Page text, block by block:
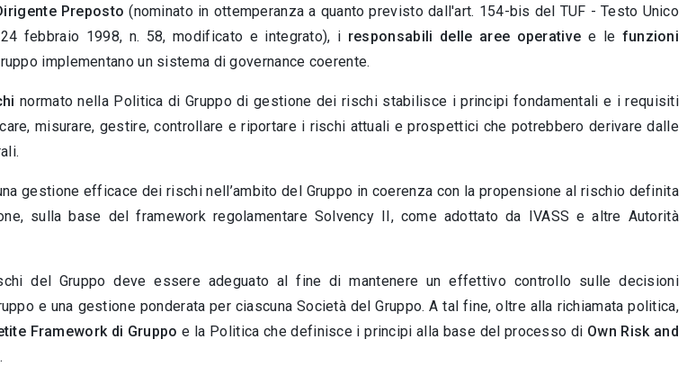
Preposto (nominato in ottemperanza a quanto previsto dall'art. 154-bis del TUF - Testo Unico
febbraio 1998, n. 58, modificato e integrato), i responsabili delle aree operative e le funzioni
implementano un sistema di governance coerente.
normato nella Politica di Gruppo di gestione dei rischi stabilisce i principi fondamentali e i requisiti
misurare, gestire, controllare e riportare i rischi attuali e prospettici che potrebbero derivare dalle
gestione efficace dei rischi nell’ambito del Gruppo in coerenza con la propensione al rischio definita
sulla base del framework regolamentare Solvency II, come adottato da IVASS e altre Autorità
del Gruppo deve essere adeguato al fine di mantenere un effettivo controllo sulle decisioni
e una gestione ponderata per ciascuna Società del Gruppo. A tal fine, oltre alla richiamata politica,
Framework di Gruppo e la Politica che definisce i principi alla base del processo di Own Risk and
.